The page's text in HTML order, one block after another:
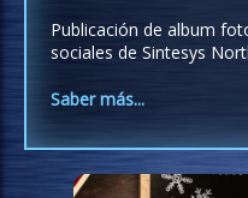
Publicación de album
sociales de Sintesys
Saber más...